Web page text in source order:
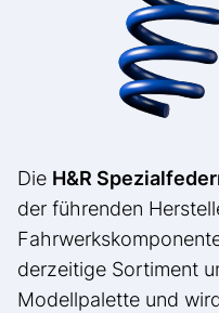
Die H&R
der führenden
derzeitige Sortiment
Modellpalette und